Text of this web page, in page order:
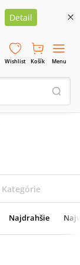
Detail
Wishlist Košík Menu
Kategórie
Najdrahšie